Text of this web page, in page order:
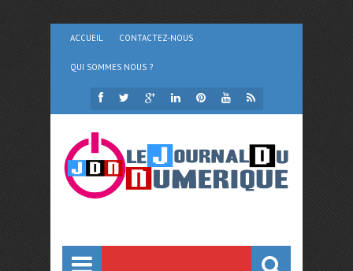
ACCUEIL CONTACTEZ-NOUS
QUI SOMMES NOUS ?